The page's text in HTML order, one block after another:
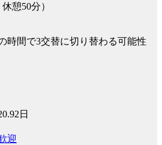
憩50分）
時間で3交替に切り替わる可能性
日
迎